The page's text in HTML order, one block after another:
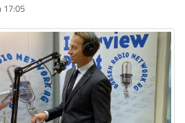
17:05